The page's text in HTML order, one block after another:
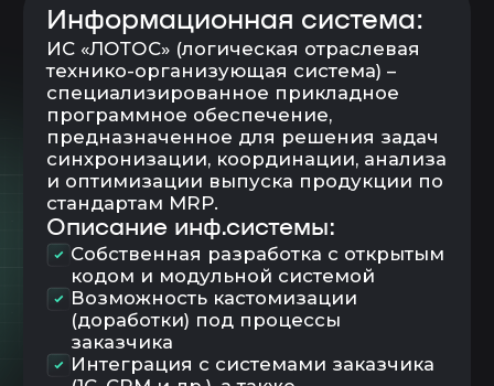
Складские операции (поступление,
перемещение, списание и т.д.)
Управление заказами (внутренние
потребление, перемещение и пр.)
Управление запасами
и поддержание складского остатка
Маркировка и топология склада
ТСД и принтер печати этикеток
Просмотр остатков по штрих-коду
товара
Работа с адресным складом
Сборка заказов, комплектовка и
разукомлектовка
Инвентаризация складских запасов
FiFo
Управление запасами и
поддержание складского остатка
Управления заданиями
Планирование
Диспетчирование